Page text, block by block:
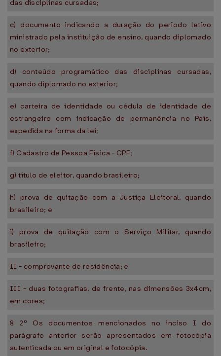
das disciplinas cursadas;
c) documento indicando a duração do período letivo
ministrado pela instituição de ensino, quando diplomado
no exterior;
d) conteúdo programático das disciplinas cursadas,
quando diplomado no exterior;
e) carteira de identidade ou cédula de identidade de
estrangeiro com indicação de permanência no País,
expedida na forma da lei;
f) Cadastro de Pessoa Física - CPF;
g) título de eleitor, quando brasileiro;
h) prova de quitação com a Justiça Eleitoral, quando
brasileiro; e
i) prova de quitação com o Serviço Militar, quando
brasileiro;
II - comprovante de residência; e
III - duas fotografias, de frente, nas dimensões 3x4cm,
em cores;
§ 2º Os documentos mencionados no inciso I do
parágrafo anterior serão apresentados em fotocópia
autenticada ou em original e fotocópia.